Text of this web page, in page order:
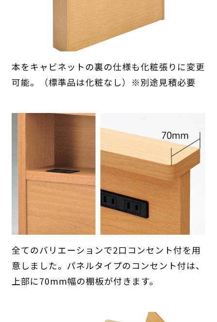
本をキャビネットの裏の仕様も化粧張りに変更
可能。（標準品は化粧なし）※別途見積必要
全てのバリエーションで2口コンセント付を用
意しました。パネルタイプのコンセント付は、
上部に70mm幅の棚板が付きます。